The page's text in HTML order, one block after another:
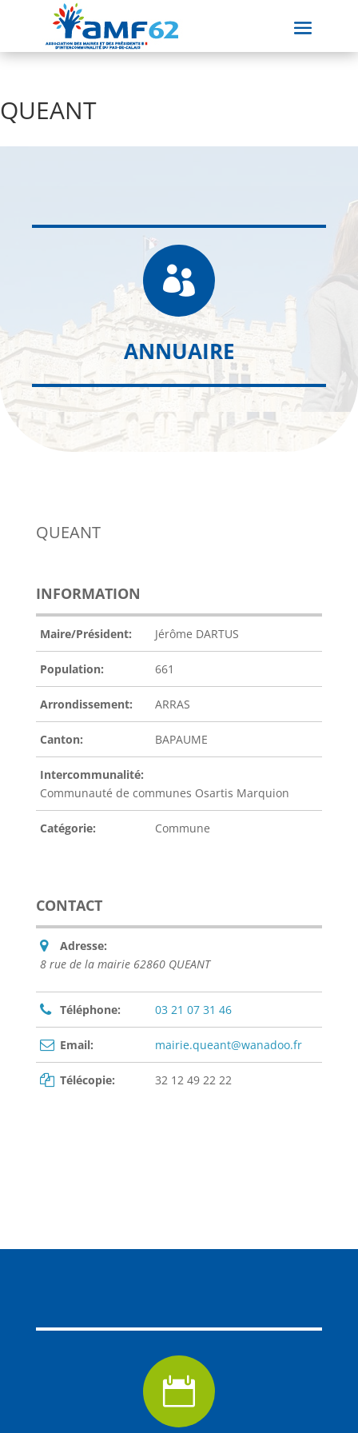
QUEANT

ANNUAIRE
QUEANT
INFORMATION
Maire/Président: Jérôme DARTUS
Population: 661
Arrondissement: ARRAS
Canton: BAPAUME
Intercommunalité:
Communauté de communes Osartis Marquion
Catégorie: Commune
CONTACT
Adresse:
8 rue de la mairie 62860 QUEANT
Téléphone: 03 21 07 31 46
Email: mairie.queant@wanadoo.fr
Télécopie: 32 12 49 22 22
